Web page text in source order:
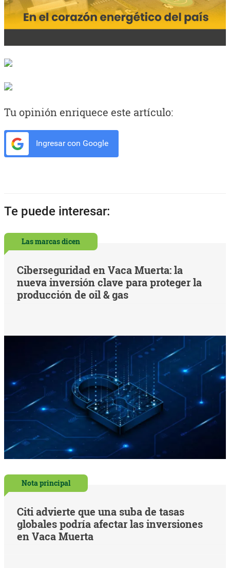
Tu opinión enriquece este artículo:
Ingresar con Google
Te puede interesar:
Las marcas dicen
Ciberseguridad en Vaca Muerta: la
nueva inversión clave para proteger la
producción de oil & gas
Nota principal
Citi advierte que una suba de tasas
globales podría afectar las inversiones
en Vaca Muerta